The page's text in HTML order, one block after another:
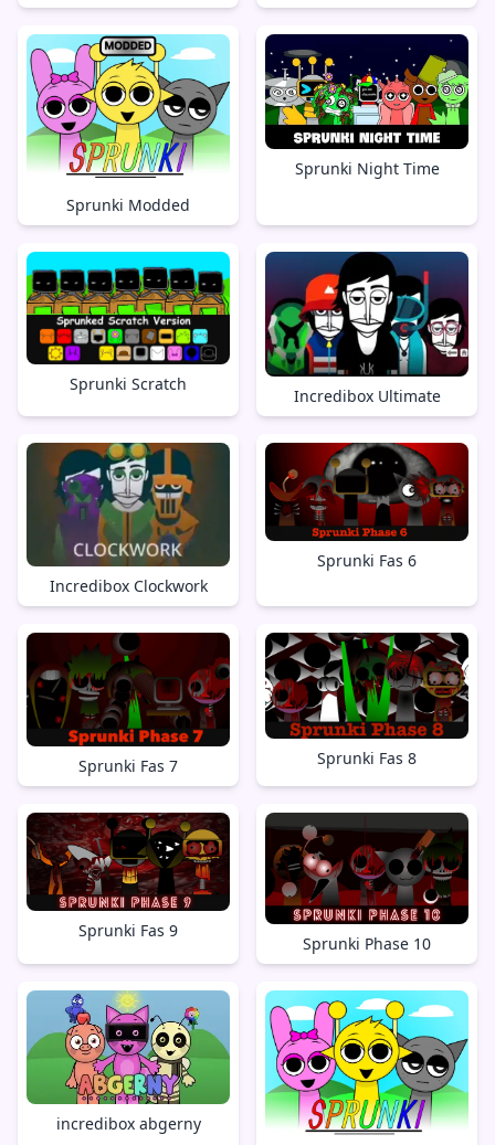
Sprunki Modded
Sprunki Night Time
Sprunki Scratch
Incredibox Ultimate
Incredibox Clockwork
Sprunki Fas 6
Sprunki Fas 7 Sprunki Fas 8
Sprunki Fas 9
Sprunki Phase 10
incredibox abgerny